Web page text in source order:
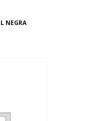
NEGRA